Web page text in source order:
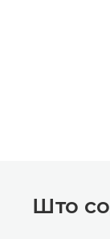
Што